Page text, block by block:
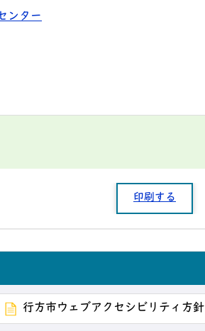
ンター
印刷する
行方市ウェブアクセシビリティ方針